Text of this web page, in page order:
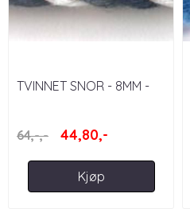
TVINNET SNOR - 8MM -
64,-,-
44,80,-
Kjøp